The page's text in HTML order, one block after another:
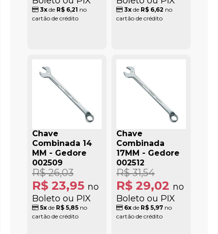
3x de R$ 6,21 no
cartão de crédito
3xde R$ 6,62 no
cartão de crédito
Chave
Combinada 14
MM - Gedore
002509
R$ 23,95 no
Boleto ou PIX
R$ 26,03
5x de R$ 5,85 no
cartão de crédito
Chave
Combinada
17MM - Gedore
002512
R$ 29,02 no
Boleto ou PIX
R$ 31,54
6xde R$ 5,97no
cartão de crédito